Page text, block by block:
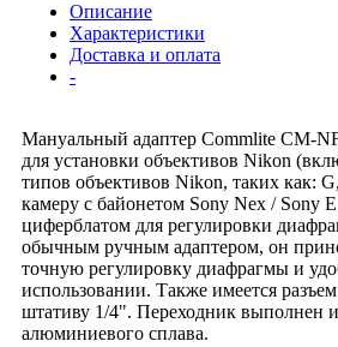
Описание
Характеристики
Доставка и оплата
-
Мануальный адаптер Commlite CM-
для установки объективов Nikon
типов объективов Nikon, таких как:
камеру с байонетом Sony Nex / Sony
циферблатом для регулировки
обычным ручным адаптером, он
точную регулировку диафрагмы и
использовании. Также имеется
штативу 1/4". Переходник выполнен
алюминиевого сплава.